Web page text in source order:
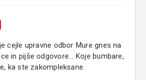
cejle upravne odbor Mure gnes na
in pijše odgovore... Koje bumbare,
ka ste zakompleksane.